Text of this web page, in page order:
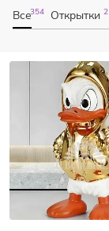
Все354 Открытки 2